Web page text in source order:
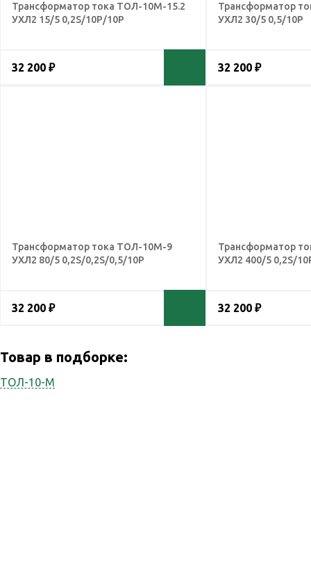
Трансформатор тока ТОЛ-10М-15.2
УХЛ2 15/5 0,2S/10Р/10Р
32 200 ₽
Трансформатор
УХЛ2 30/5 0,5/10Р
32 200 ₽
Трансформатор тока ТОЛ-10М-9
УХЛ2 80/5 0,2S/0,2S/0,5/10Р
32 200 ₽
Трансформатор
УХЛ2 400/5 0,2S/
32 200 ₽
Товар в подборке:
ТОЛ-10-М